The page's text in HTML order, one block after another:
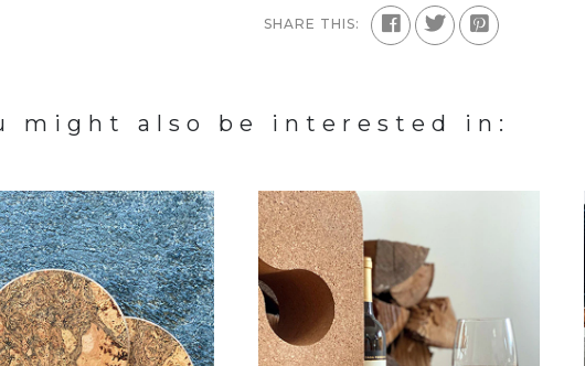
SHARE THIS:
might also be interested in: